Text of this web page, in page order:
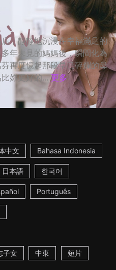
，靜靜地沉浸在幸福滿足的
年未見的媽媽後，瞬間化為
再度憶起那段早已碎爛的母
妳更好的... 更多
中文 Bahasa Indonesia
日本語 한국어
Português
子女 中東 短片